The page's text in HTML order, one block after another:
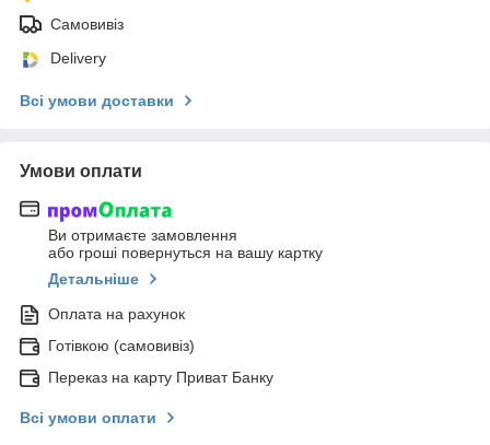
Самовивіз
Delivery
Всі умови доставки
Умови оплати
Ви отримаєте замовлення
або гроші повернуться на вашу картку
Детальніше
Оплата на рахунок
Готівкою (самовивіз)
Переказ на карту Приват Банку
Всі умови оплати